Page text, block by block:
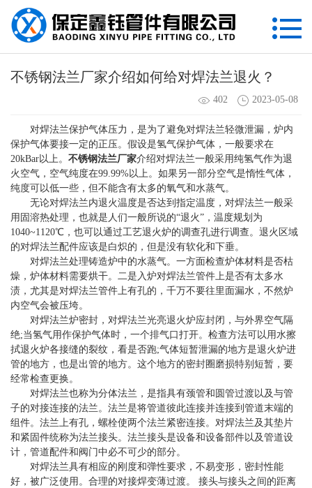
不锈钢法兰厂家介绍如何给对焊法兰退火？
402 2023-05-08
对焊法兰保护气体压力，是为了避免对焊法兰轻微泄漏，炉内
保护气体要接一定的正压。假设是氢气保护气体，一般要求在
20kBar以上。 不锈钢法兰厂家介绍对焊法兰一般采用纯氢气作为退
火空气，空气纯度在99.99%以上。如果另一部分空气是惰性气体，
纯度可以低一些，但不能含有太多的氧气和水蒸气。
无论对焊法兰内退火温度是否达到指定温度，对焊法兰一般采
用固溶热处理，也就是人们一般所说的“退火”，温度规划为
1040~1120℃，也可以通过工艺退火炉的调查孔进行调查。退火区域
的对焊法兰配件应该是白炽的，但是没有软化和下垂。
对焊法兰处理铸造炉中的水蒸气。一方面检查炉体材料是否枯
燥，炉体材料需要烘干。二是入炉对焊法兰管件上是否有太多水
渍，尤其是对焊法兰管件上有孔的，千万不要往里面漏水，不然炉
内空气会被压垮。
对焊法兰炉密封，对焊法兰光亮退火炉应封闭，与外界空气隔
绝;当氢气用作保护气体时，一个排气口打开。检查方法可以用水擦
拭退火炉各接缝的裂纹，看是否跑;气体短暂泄漏的地方是退火炉进
管的地方，也是出管的地方。这个地方的密封圈磨损特别短暂，要
经常检查更换。
对焊法兰也称为分体法兰，是指具有颈管和圆管过渡以及与管
子的对接连接的法兰。法兰是将管道彼此连接并连接到管道末端的
组件。法兰上有孔，螺栓使两个法兰紧密连接。对焊法兰及其垫片
和紧固件统称为法兰接头。法兰接头是设备和设备部件以及管道设
计，管道配件和阀门中必不可少的部分。
对焊法兰具有相应的刚度和弹性要求，不易变形，密封性能
好，被广泛使用。合理的对接焊变薄过渡。 接头与接头之间的距离